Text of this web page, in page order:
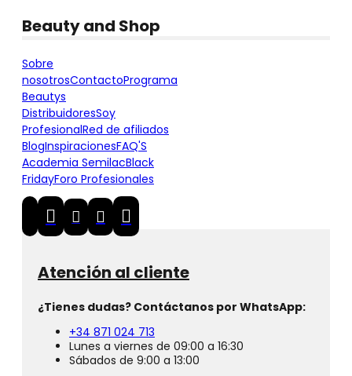
Beauty and Shop
Sobre
nosotrosContactoPrograma
Beautys
DistribuidoresSoy
ProfesionalRed de afiliados
BlogInspiracionesFAQ'S
Academia SemilacBlack
FridayForo Profesionales
Atención al cliente
¿Tienes dudas? Contáctanos por WhatsApp:
+34 871 024 713
Lunes a viernes de 09:00 a 16:30
Sábados de 9:00 a 13:00